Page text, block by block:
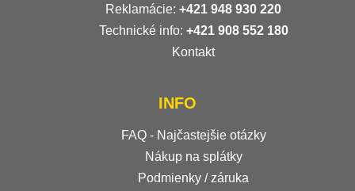
Reklamácie: +421 948 930 220
Technické info: +421 908 552 180
Kontakt
INFO
FAQ - Najčastejšie otázky
Nákup na splátky
Podmienky / záruka